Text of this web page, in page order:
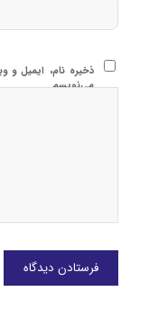
ذخیره نام، ایمیل و
می‌نویسم.